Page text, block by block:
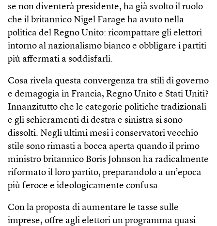
se non diventerà presidente, ha già svolto il ruolo
che il britannico Nigel Farage ha avuto nella
politica del Regno Unito: ricompattare gli elettori
intorno al nazionalismo bianco e obbligare i partiti
più affermati a soddisfarli.
Cosa rivela questa convergenza tra stili di governo
e demagogia in Francia, Regno Unito e Stati Uniti?
Innanzitutto che le categorie politiche tradizionali
e gli schieramenti di destra e sinistra si sono
dissolti. Negli ultimi mesi i conservatori vecchio
stile sono rimasti a bocca aperta quando il primo
ministro britannico Boris Johnson ha radicalmente
riformato il loro partito, preparandolo a un’epoca
più feroce e ideologicamente confusa.
Con la proposta di aumentare le tasse sulle
imprese, offre agli elettori un programma quasi